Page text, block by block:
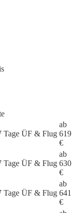
Tage ÜF & Flug
ab
619
€
Tage ÜF & Flug
ab
630
€
Tage ÜF & Flug
ab
641
€